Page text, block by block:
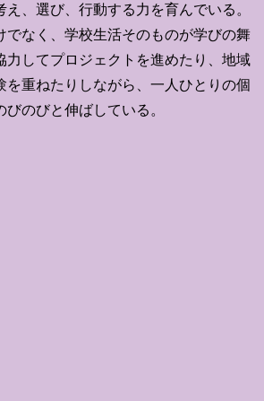
え、選び、行動する力を育んでいる。
でなく、学校生活そのものが学びの舞
力してプロジェクトを進めたり、地域
を重ねたりしながら、一人ひとりの個
びのびと伸ばしている。